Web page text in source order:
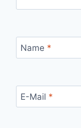
Name *
E-Mail *